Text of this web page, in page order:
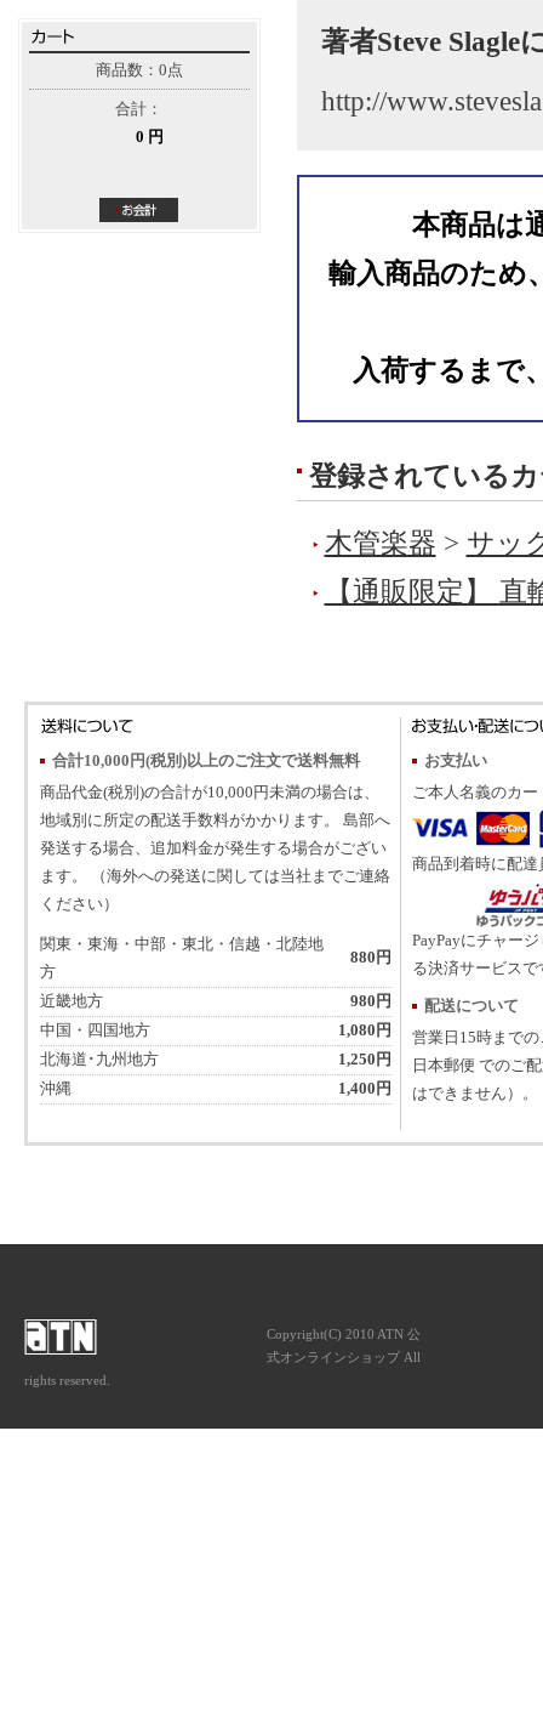
商品数：0点
合計：
0 円
著者Steve Slagle
http://
本商品は
輸入商品のため
入荷するまで
登録されている
木管楽器 > サッ
【通販限定】 直
合計10,000円(税別)以上のご注文で送料無料
商品代金(税別)の合計が10,000円未満の場合は、
地域別に所定の配送手数料がかかります。 島部へ
発送する場合、追加料金が発生する場合がござい
ます。 （海外への発送に関しては当社までご連絡
ください）
関東・東海・中部・東北・信越・北陸地
方
880円
近畿地方
980円
中国・四国地方
1,080円
北海道･九州地方
1,250円
沖縄
1,400円
お支払い
ご本人名義のカ
商品到着時に配
PayPayにチャー
る決済サービスで
配送について
営業日15時まで
日本郵便 でのご
はできません）。
Copyright(C) 2010 ATN 公
式オンラインショップ All
rights reserved.